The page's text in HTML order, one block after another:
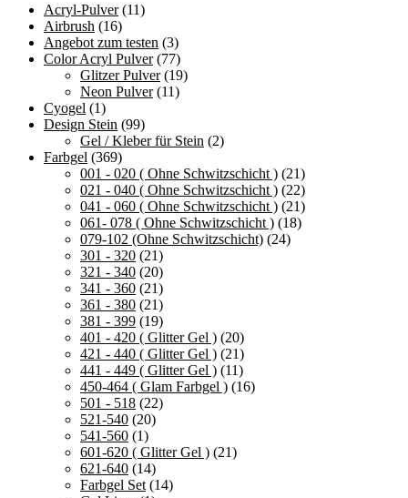
Acryl-Pulver (11)
Airbrush (16)
Angebot zum testen (3)
Color Acryl Pulver (77)
Glitzer Pulver (19)
Neon Pulver (11)
Cyogel (1)
Design Stein (99)
Gel / Kleber für Stein (2)
Farbgel (369)
001 - 020 ( Ohne Schwitzschicht ) (21)
021 - 040 ( Ohne Schwitzschicht ) (22)
041 - 060 ( Ohne Schwitzschicht ) (21)
061- 078 ( Ohne Schwitzschicht ) (18)
079-102 (Ohne Schwitzschicht) (24)
301 - 320 (21)
321 - 340 (20)
341 - 360 (21)
361 - 380 (21)
381 - 399 (19)
401 - 420 ( Glitter Gel ) (20)
421 - 440 ( Glitter Gel ) (21)
441 - 449 ( Glitter Gel ) (11)
450-464 ( Glam Farbgel ) (16)
501 - 518 (22)
521-540 (20)
541-560 (1)
601-620 ( Glitter Gel ) (21)
621-640 (14)
Farbgel Set (14)